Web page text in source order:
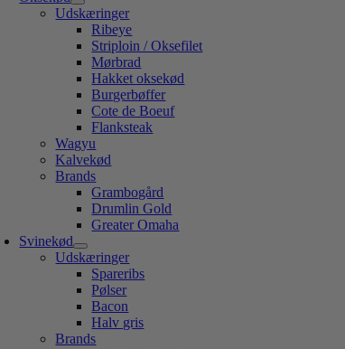
Udskæringer
Ribeye
Striploin / Oksefilet
Mørbrad
Hakket oksekød
Burgerbøffer
Cote de Boeuf
Flanksteak
Wagyu
Kalvekød
Brands
Grambogård
Drumlin Gold
Greater Omaha
Svinekød
Udskæringer
Spareribs
Pølser
Bacon
Halv gris
Brands